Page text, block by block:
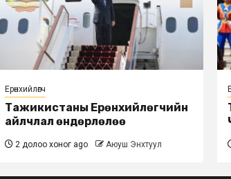
Ерөнхийлөгч
Тажикистаны Ерөнхийлөгчийн
айлчлал өндөрлөлөө
2 долоо хоног ago Аюуш Энхтуул